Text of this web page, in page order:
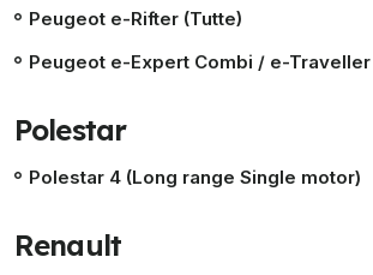
Peugeot e-Rifter (Tutte)
Peugeot e-Expert Combi / e-Traveller
Polestar
Polestar 4 (Long range Single motor)
Renault